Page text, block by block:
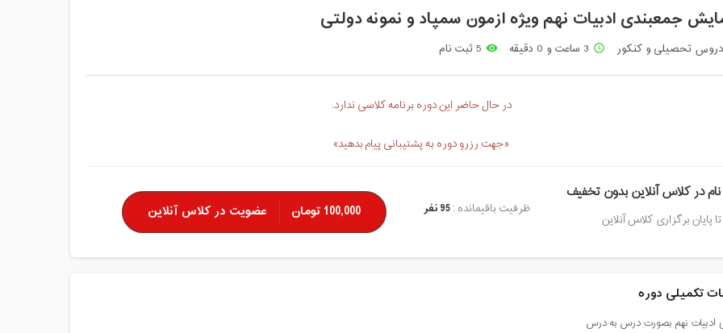
جمعبندی ادبیات نهم ویژه ازمون سمپاد و نمونه دولتی
دروس تحصیلی و کنکور access_time 3 ساعت و 0 دقیقه remove_red_eye 5 ثبت نام
در حال حاضر این دوره برنامه کلاسی ندارد.
«جهت رزرو دوره به پشتیبانی پیام بدهید»
در کلاس آنلاین بدون تخفیف
پایان برگزاری کلاس آنلاین
ظرفیت باقیمانده :95 نفر 100,000 تومان عضویت در کلاس آنلاین
تکمیلی دوره
ادبیات نهم بصورت درس به درس